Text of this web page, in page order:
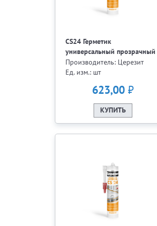
CS24 Герметик
универсальный прозрачный
Церезит 280 мл
Производитель: Церезит
Ед. изм.: шт
623,00₽
КУПИТЬ